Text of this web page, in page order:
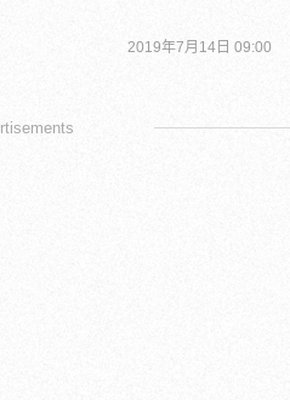
2019年7月14日 09:00